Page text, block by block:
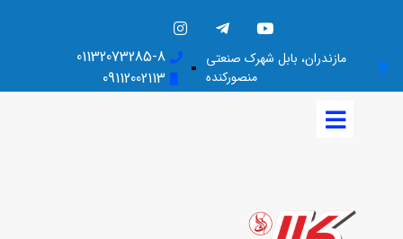
مازندران، بابل شهرک صنعتی
منصورکنده
01132073285-8
09112002113